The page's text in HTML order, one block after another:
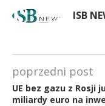
ISB
poprzedni post
UE bez gazu z Rosji
miliardy euro na